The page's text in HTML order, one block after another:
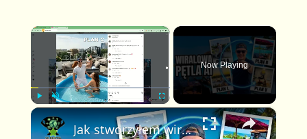
×
n
F
u
Now Playing
×
Jak stworzyłem wirusowe wideo Plan A Plan B w pętli z pomocą AI (pełny poradnik FlexClip)